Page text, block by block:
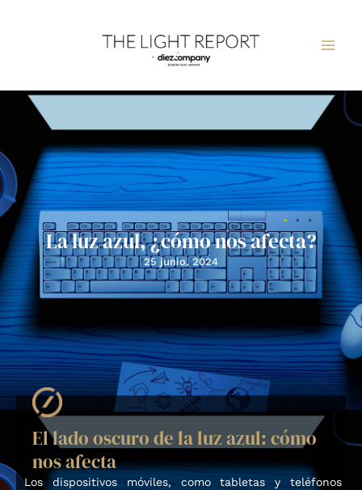
La luz azul, ¿cómo nos afecta?
25 junio, 2024
El lado oscuro de la luz azul: cómo
nos afecta
Los dispositivos móviles, como tabletas y teléfonos